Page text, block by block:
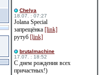
Сhelya
18.07. : 07:27
Jolana Special
запрещёнка [link]
рутуб [link]
brutalmachine
17.07. : 18:52
С днем рождения всех
причастных!)